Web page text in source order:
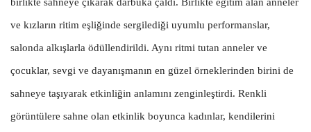
ve kızların ritim eşliğinde sergilediği uyumlu performanslar,
salonda alkışlarla ödüllendirildi. Aynı ritmi tutan anneler ve
çocuklar, sevgi ve dayanışmanın en güzel örneklerinden birini de
sahneye taşıyarak etkinliğin anlamını zenginleştirdi. Renkli
görüntülere sahne olan etkinlik boyunca kadınlar, kendilerini